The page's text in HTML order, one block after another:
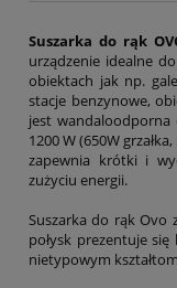
Suszarka do rąk
urządzenie idealne
obiektach jak np.
stacje benzynowe,
jest
1200 W (650W
zapewnia krótki i
zużyciu energii.
Suszarka do rąk Ovo
połysk prezentuje
nietypowym